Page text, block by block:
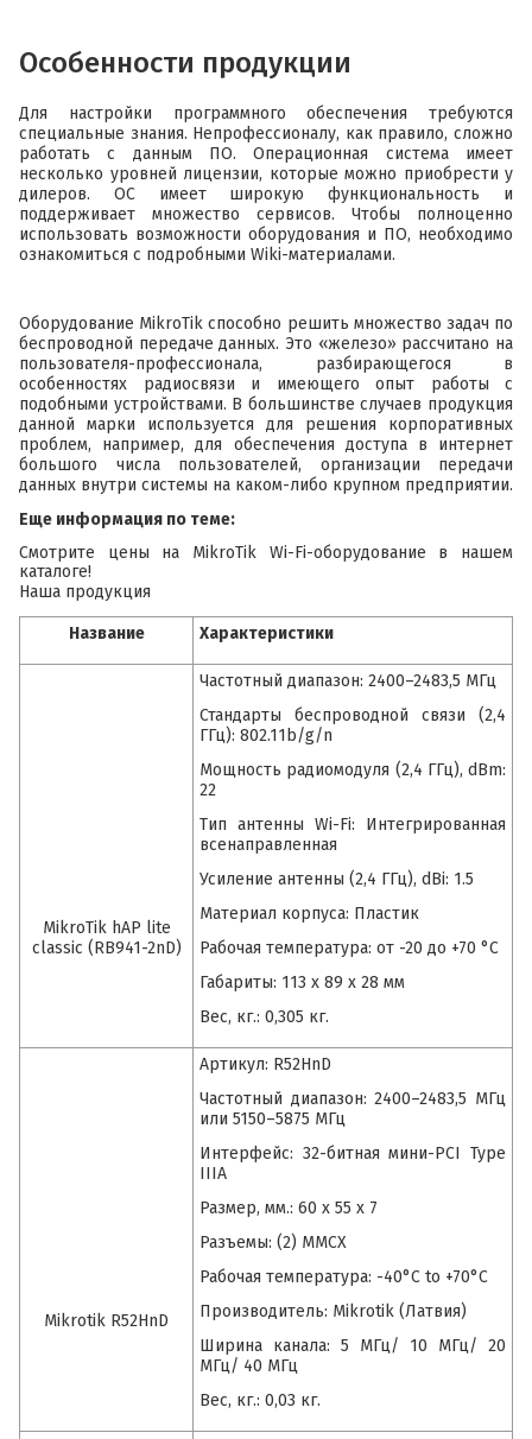
Особенности продукции
Для настройки программного обеспечения требуются
специальные знания. Непрофессионалу, как правило, сложно
работать с данным ПО. Операционная система имеет
несколько уровней лицензии, которые можно приобрести у
дилеров. ОС имеет широкую функциональность и
поддерживает множество сервисов. Чтобы полноценно
использовать возможности оборудования и ПО, необходимо
ознакомиться с подробными Wiki-материалами.
Оборудование MikroTik способно решить множество задач по
беспроводной передаче данных. Это «железо» рассчитано на
пользователя-профессионала, разбирающегося в
особенностях радиосвязи и имеющего опыт работы с
подобными устройствами. В большинстве случаев продукция
данной марки используется для решения корпоративных
проблем, например, для обеспечения доступа в интернет
большого числа пользователей, организации передачи
данных внутри системы на каком-либо крупном предприятии.
Еще информация по теме:
Смотрите цены на MikroTik Wi-Fi-оборудование в нашем
каталоге!
Наша продукция
Название Характеристики
MikroTik hAP lite
classic (RB941-2nD)
Частотный диапазон: 2400–2483,5 МГц
Стандарты беспроводной связи (2,4
ГГц): 802.11b/g/n
Мощность радиомодуля (2,4 ГГц), dBm:
22
Тип антенны Wi-Fi: Интегрированная
всенаправленная
Усиление антенны (2,4 ГГц), dBi: 1.5
Материал корпуса: Пластик
Рабочая температура: от -20 до +70 °C
Габариты: 113 x 89 x 28 мм
Вес, кг.: 0,305 кг.
Mikrotik R52HnD
Артикул: R52HnD
Частотный диапазон: 2400–2483,5 МГц
или 5150–5875 МГц
Интерфейс: 32-битная мини-PCI Type
IIIA
Размер, мм.: 60 x 55 x 7
Разъемы: (2) MMCX
Рабочая температура: -40°C to +70°C
Производитель: Mikrotik (Латвия)
Ширина канала: 5 МГц/ 10 МГц/ 20
МГц/ 40 МГц
Вес, кг.: 0,03 кг.